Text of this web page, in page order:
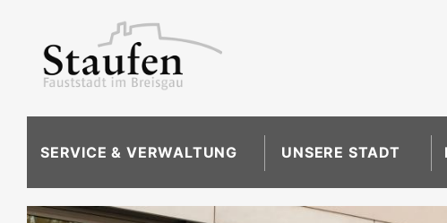
SERVICE & VERWALTUNG UNSERE STADT